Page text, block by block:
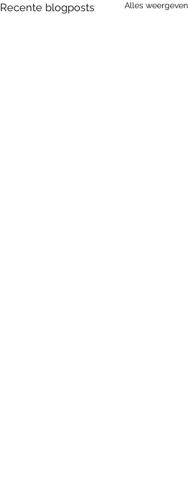
Recente blogposts Alles weergeven